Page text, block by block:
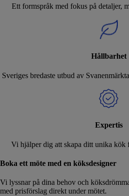
Ett formspråk med fokus på detaljer,
Hållbarhet
Sveriges bredaste utbud av
Expertis
Vi hjälper dig att skapa ditt unika kök
Boka ett möte med en köksdesigner
Vi lyssnar på dina behov och
med prisförslag direkt under mötet.